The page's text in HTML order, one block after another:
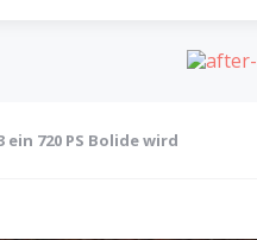
ein 720 PS Bolide wird